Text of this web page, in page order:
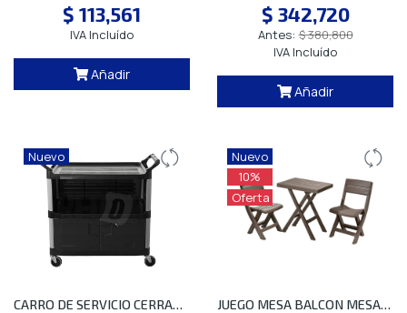
$ 113,561
IVA Incluído
Añadir
$ 342,720
Antes: $ 380,800
IVA Incluído
Añadir
Nuevo
CARRO DE SERVICIO CERRADO NEGRO FG409500BLA
Nuevo
10%
Oferta
JUEGO MESA BALCON MESA(1)+SILLA PLEG(2)